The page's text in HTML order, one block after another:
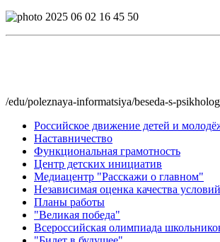
/edu/poleznaya-informatsiya/beseda-s-
Российское движение детей и
Наставничество
Функциональная грамотность
Центр детских инициатив
Медиацентр "Расскажи о главном"
Независимая оценка качества
Планы работы
"Великая победа"
Всероссийская олимпиада